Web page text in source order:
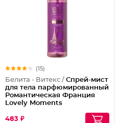
(15)
Белита - Витекс / Спрей-мист
для тела парфюмированный
Романтическая Франция
Lovely Moments
483 ₽